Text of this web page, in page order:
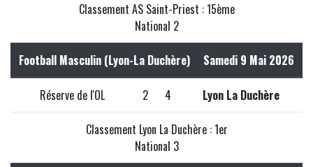
Classement AS Saint-Priest : 15ème
National 2
Football Masculin (Lyon-La Duchère) Samedi 9 Mai 2026
Réserve de l'OL 2 4 Lyon La Duchère
Classement Lyon La Duchère : 1er
National 3